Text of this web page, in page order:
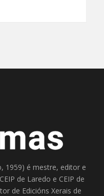
1959) é mestre, editor e
CEIP de Laredo e CEIP de
de Edicións Xerais de